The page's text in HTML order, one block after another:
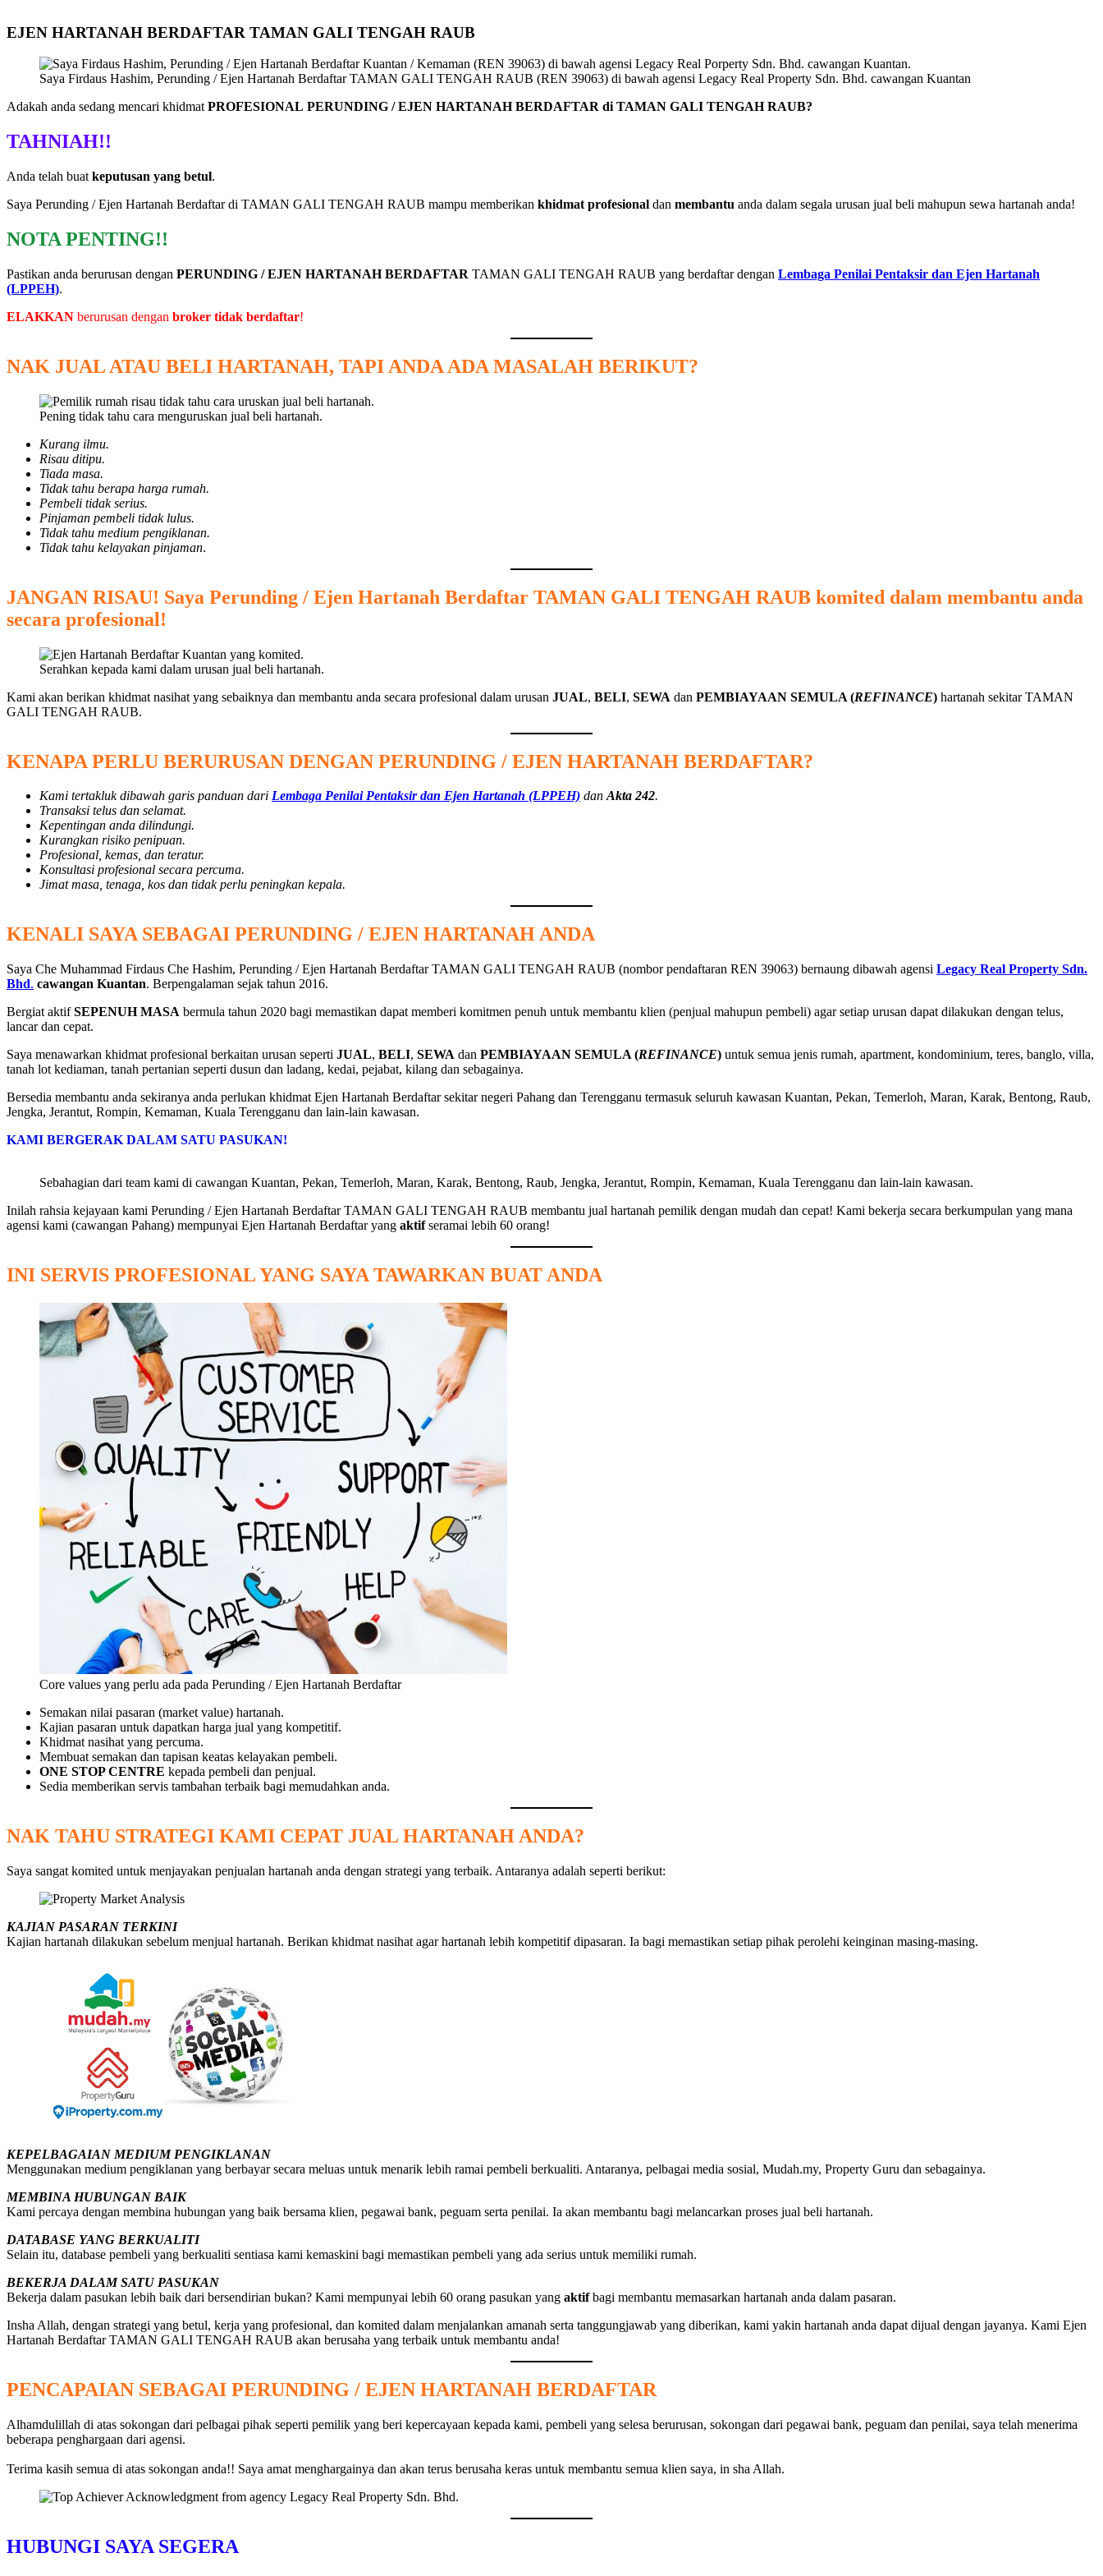
EJEN HARTANAH BERDAFTAR TAMAN GALI TENGAH RAUB
Saya Firdaus Hashim, Perunding / Ejen Hartanah Berdaftar TAMAN GALI TENGAH RAUB (REN 39063) di bawah agensi Legacy Real Property Sdn. Bhd. cawangan Kuantan
Adakah anda sedang mencari khidmatPROFESIONAL PERUNDING / EJEN HARTANAH BERDAFTAR di TAMAN GALI TENGAH RAUB?
TAHNIAH!!
Anda telah buat keputusan yang betul.
Saya Perunding / Ejen Hartanah Berdaftar di TAMAN GALI TENGAH RAUB mampu memberikan khidmat profesional dan membantu anda dalam segala urusan jual beli mahupun sewa hartanah anda!
NOTA PENTING!!
Pastikan anda berurusan dengan PERUNDING / EJEN HARTANAH BERDAFTAR TAMAN GALI TENGAH RAUB yang berdaftar dengan Lembaga Penilai Pentaksir dan Ejen Hartanah
(LPPEH).
ELAKKAN berurusan dengan broker tidak berdaftar!
NAK JUAL ATAU BELI HARTANAH, TAPI ANDA ADA MASALAH BERIKUT?
Pening tidak tahu cara menguruskan jual beli hartanah.
Kurang ilmu.
Risau ditipu.
Tiada masa.
Tidak tahu berapa harga rumah.
Pembeli tidak serius.
Pinjaman pembeli tidak lulus.
Tidak tahu medium pengiklanan.
Tidak tahu kelayakan pinjaman.
JANGAN RISAU! Saya Perunding / Ejen Hartanah Berdaftar TAMAN GALI TENGAH RAUB komited dalam membantu anda
secara profesional!
Serahkan kepada kami dalam urusan jual beli hartanah.
Kami akan berikan khidmat nasihat yang sebaiknya dan membantu anda secara profesional dalam urusan JUAL, BELI, SEWA dan PEMBIAYAAN SEMULA (REFINANCE) hartanah sekitar TAMAN
GALI TENGAH RAUB.
KENAPA PERLU BERURUSAN DENGAN PERUNDING / EJEN HARTANAH BERDAFTAR?
Kami tertakluk dibawah garis panduan dari Lembaga Penilai Pentaksir dan Ejen Hartanah (LPPEH) danAkta 242.
Transaksi telus dan selamat.
Kepentingan anda dilindungi.
Kurangkan risiko penipuan.
Profesional, kemas, dan teratur.
Konsultasi profesional secara percuma.
Jimat masa, tenaga, kos dan tidak perlu peningkan kepala.
KENALI SAYA SEBAGAI PERUNDING / EJEN HARTANAH ANDA
Saya Che Muhammad Firdaus Che Hashim, Perunding / Ejen Hartanah Berdaftar TAMAN GALI TENGAH RAUB (nombor pendaftaran REN 39063) bernaung dibawah agensi Legacy Real Property Sdn.
Bhd. cawangan Kuantan. Berpengalaman sejak tahun 2016.
Bergiat aktifSEPENUH MASA bermula tahun 2020 bagi memastikan dapat memberi komitmen penuh untuk membantu klien (penjual mahupun pembeli) agar setiap urusan dapat dilakukan dengan telus,
lancar dan cepat.
Saya menawarkan khidmat profesional berkaitan urusan seperti JUAL, BELI, SEWA dan PEMBIAYAAN SEMULA (REFINANCE) untuk semua jenis rumah, apartment, kondominium, teres, banglo, villa,
tanah lot kediaman, tanah pertanian seperti dusun dan ladang, kedai, pejabat, kilang dan sebagainya.
Bersedia membantu anda sekiranya anda perlukan khidmat Ejen Hartanah Berdaftar sekitar negeri Pahang dan Terengganu termasuk seluruh kawasan Kuantan, Pekan, Temerloh, Maran, Karak, Bentong, Raub,
Jengka, Jerantut, Rompin, Kemaman, Kuala Terengganu dan lain-lain kawasan.
KAMI BERGERAK DALAM SATU PASUKAN!
Sebahagian dari team kami di cawangan Kuantan, Pekan, Temerloh, Maran, Karak, Bentong, Raub, Jengka, Jerantut, Rompin, Kemaman, Kuala Terengganu dan lain-lain kawasan.
Inilah rahsia kejayaan kami Perunding / Ejen Hartanah Berdaftar TAMAN GALI TENGAH RAUB membantu jual hartanah pemilik dengan mudah dan cepat! Kami bekerja secara berkumpulan yang mana
agensi kami (cawangan Pahang) mempunyai Ejen Hartanah Berdaftar yang aktifseramai lebih 60 orang!
INI SERVIS PROFESIONAL YANG SAYA TAWARKAN BUAT ANDA
Core values yang perlu ada pada Perunding / Ejen Hartanah Berdaftar
Semakan nilai pasaran (market value) hartanah.
Kajian pasaran untuk dapatkan harga jual yang kompetitif.
Khidmat nasihat yang percuma.
Membuat semakan dan tapisan keatas kelayakan pembeli.
ONE STOP CENTRE kepada pembeli dan penjual.
Sedia memberikan servis tambahan terbaik bagi memudahkan anda.
NAK TAHU STRATEGI KAMI CEPAT JUAL HARTANAH ANDA?
Saya sangat komited untuk menjayakan penjualan hartanah anda dengan strategi yang terbaik. Antaranya adalah seperti berikut:
KAJIAN PASARAN TERKINI
Kajian hartanah dilakukan sebelum menjual hartanah. Berikan khidmat nasihat agar hartanah lebih kompetitif dipasaran. Ia bagi memastikan setiap pihak perolehi keinginan masing-masing.
KEPELBAGAIAN MEDIUM PENGIKLANAN
Menggunakan medium pengiklanan yang berbayar secara meluas untuk menarik lebih ramai pembeli berkualiti. Antaranya, pelbagai media sosial, Mudah.my, Property Guru dan sebagainya.
MEMBINA HUBUNGAN BAIK
Kami percaya dengan membina hubungan yang baik bersama klien, pegawai bank, peguam serta penilai. Ia akan membantu bagi melancarkan proses jual beli hartanah.
DATABASE YANG BERKUALITI
Selain itu, database pembeli yang berkualiti sentiasa kami kemaskini bagi memastikan pembeli yang ada serius untuk memiliki rumah.
BEKERJA DALAM SATU PASUKAN
Bekerja dalam pasukan lebih baik dari bersendirian bukan? Kami mempunyai lebih 60 orang pasukan yang aktifbagi membantu memasarkan hartanah anda dalam pasaran.
Insha Allah, dengan strategi yang betul, kerja yang profesional, dan komited dalam menjalankan amanah serta tanggungjawab yang diberikan, kami yakin hartanah anda dapat dijual dengan jayanya. Kami Ejen
Hartanah Berdaftar TAMAN GALI TENGAH RAUB akan berusaha yang terbaik untuk membantu anda!
PENCAPAIAN SEBAGAI PERUNDING / EJEN HARTANAH BERDAFTAR
Alhamdulillah di atas sokongan dari pelbagai pihak seperti pemilik yang beri kepercayaan kepada kami, pembeli yang selesa berurusan, sokongan dari pegawai bank, peguam dan penilai, saya telah menerima
beberapa penghargaan dari agensi.
Terima kasih semua di atas sokongan anda!! Saya amat menghargainya dan akan terus berusaha keras untuk membantu semua klien saya, in sha Allah.
HUBUNGI SAYA SEGERA